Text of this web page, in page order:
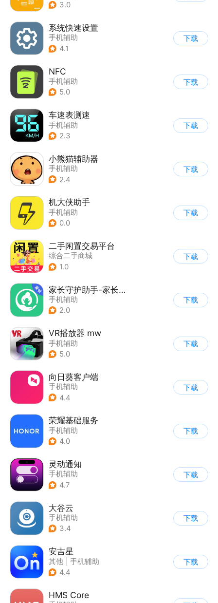
3.0
系统快速设置
手机辅助
4.1
下载
NFC
手机辅助
5.0
下载
车速表测速
手机辅助
2.3
下载
小熊猫辅助器
手机辅助
2.4
下载
机大侠助手
手机辅助
0.0
下载
二手闲置交易平台
综合二手商城
1.0
下载
家长守护助手-家长端
手机辅助
2.0
下载
VR播放器 mw
手机辅助
5.0
下载
向日葵客户端
手机辅助
4.4
下载
荣耀基础服务
手机辅助
4.0
下载
灵动通知
手机辅助
4.7
下载
大谷云
手机辅助
3.4
下载
安吉星
其他
手机辅助
4.4
下载
HMS Core